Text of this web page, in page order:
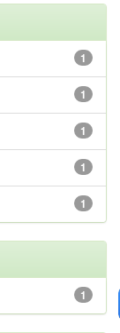
1
1
1
1
1
1